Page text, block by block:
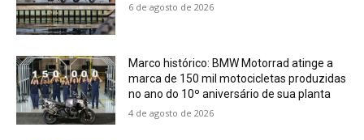
6 de agosto de 2026
Marco histórico: BMW Motorrad atinge a
marca de 150 mil motocicletas produzidas
no ano do 10º aniversário de sua planta
4 de agosto de 2026